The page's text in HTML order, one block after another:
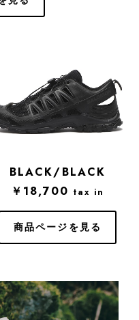
BLACK/BLACK
￥18,700 tax in
商品ページを見る